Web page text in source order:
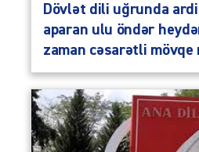
Dövlət dili uğrunda
aparan ulu öndər
zaman cəsarətli